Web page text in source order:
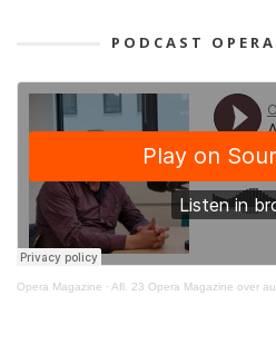
PODCAST
Opera Magazine · Afl. 23 Opera Magazine over